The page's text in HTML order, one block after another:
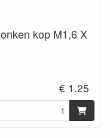
kop M1,6 X
€ 1.25